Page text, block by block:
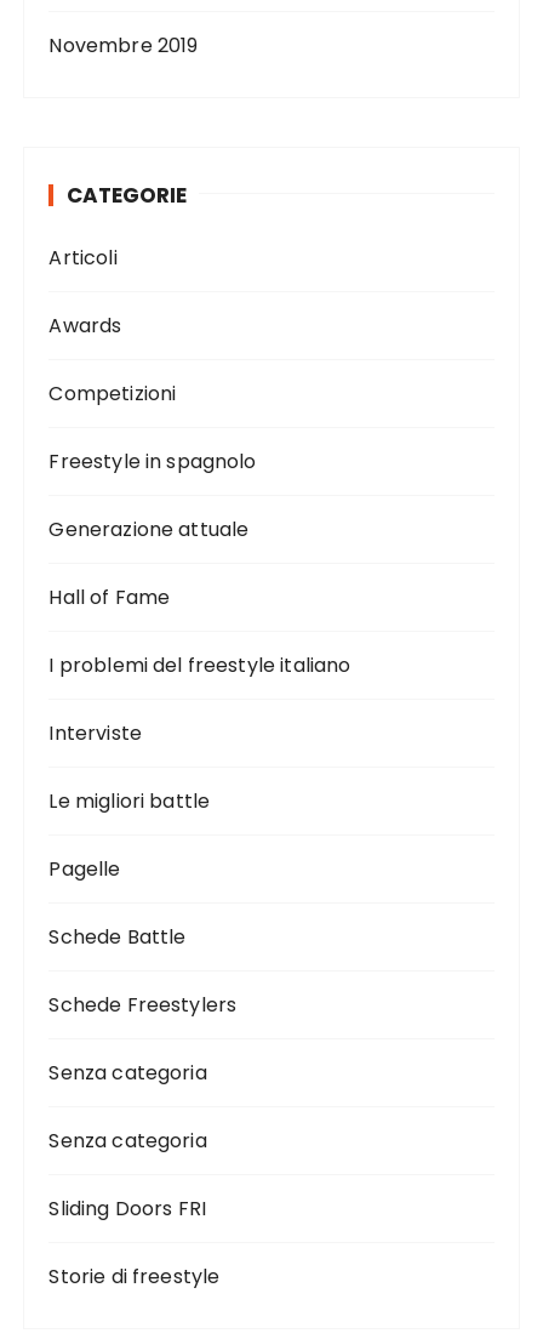
Novembre 2019
CATEGORIE
Articoli
Awards
Competizioni
Freestyle in spagnolo
Generazione attuale
Hall of Fame
I problemi del freestyle italiano
Interviste
Le migliori battle
Pagelle
Schede Battle
Schede Freestylers
Senza categoria
Senza categoria
Sliding Doors FRI
Storie di freestyle